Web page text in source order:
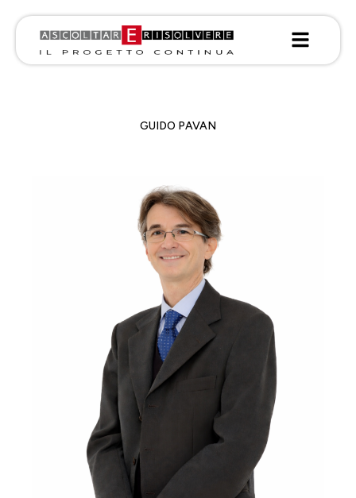
DEPARTMENT:TEAMS
GUIDO PAVAN